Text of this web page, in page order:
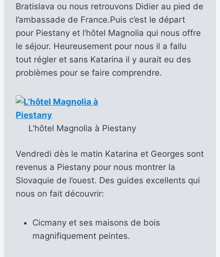
Bratislava ou nous retrouvons Didier au pied de
l’ambassade de France.Puis c’est le départ
pour Piestany et l’hôtel Magnolia qui nous offre
le séjour. Heureusement pour nous il a fallu
tout régler et sans Katarina il y aurait eu des
problèmes pour se faire comprendre.
L’hôtel Magnolia à Piestany
Vendredi dès le matin Katarina et Georges sont
revenus a Piestany pour nous montrer la
Slovaquie de l’ouest. Des guides excellents qui
nous on fait découvrir:
Cicmany et ses maisons de bois
magnifiquement peintes.